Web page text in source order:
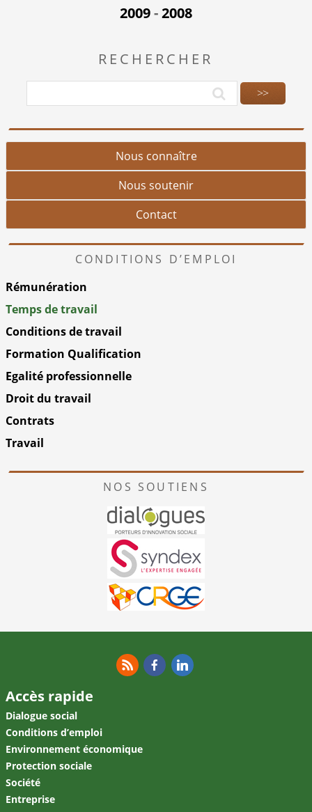
2009-2008
RECHERCHER
Nous connaître
Nous soutenir
Contact
CONDITIONS D’EMPLOI
Rémunération
Temps de travail
Conditions de travail
Formation Qualification
Egalité professionnelle
Droit du travail
Contrats
Travail
NOS SOUTIENS
Accès rapide
Dialogue social
Conditions d’emploi
Environnement économique
Protection sociale
Société
Entreprise